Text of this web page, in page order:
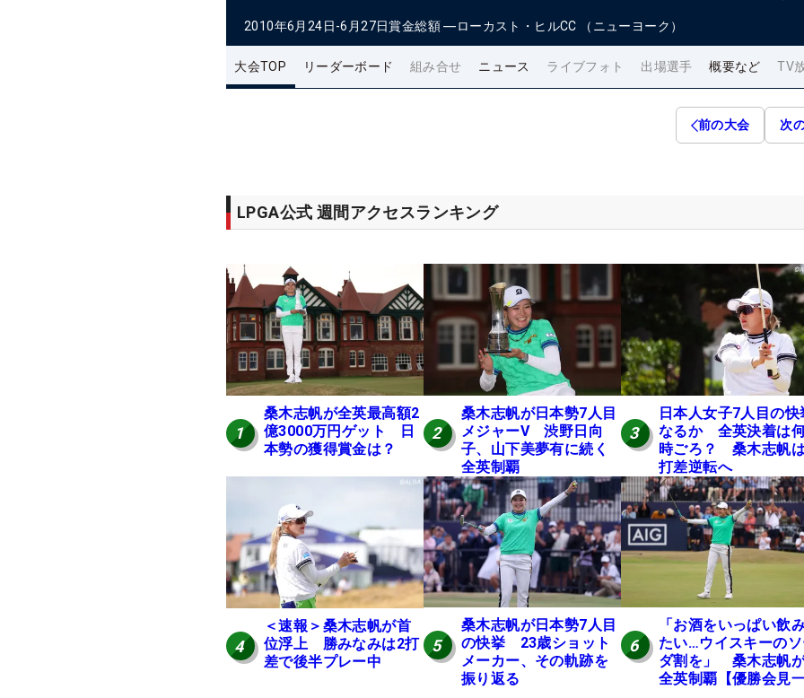
2010年6月24日-6月27日賞金総額 ―ローカスト・ヒルCC （ニューヨーク）
大会TOP リーダーボード 組み合せ ニュース ライブフォト 出場選手 概要など TV
前の大会 次
LPGA公式 週間アクセスランキング
1
桑木志帆が全英最高額2
億3000万円ゲット 日
本勢の獲得賞金は？
2
桑木志帆が日本勢7人目
メジャーV 渋野日向
子、山下美夢有に続く
全英制覇
3
日本人女子7人目の快
なるか 全英決着は
時ごろ？ 桑木志帆
打差逆転へ
4
＜速報＞桑木志帆が首
位浮上 勝みなみは2打
差で後半プレー中
5
桑木志帆が日本勢7人目
の快挙 23歳ショット
メーカー、その軌跡を
振り返る
6
「お酒をいっぱい飲
たい…ウイスキーの
ダ割を」 桑木志帆
全英制覇【優勝会見